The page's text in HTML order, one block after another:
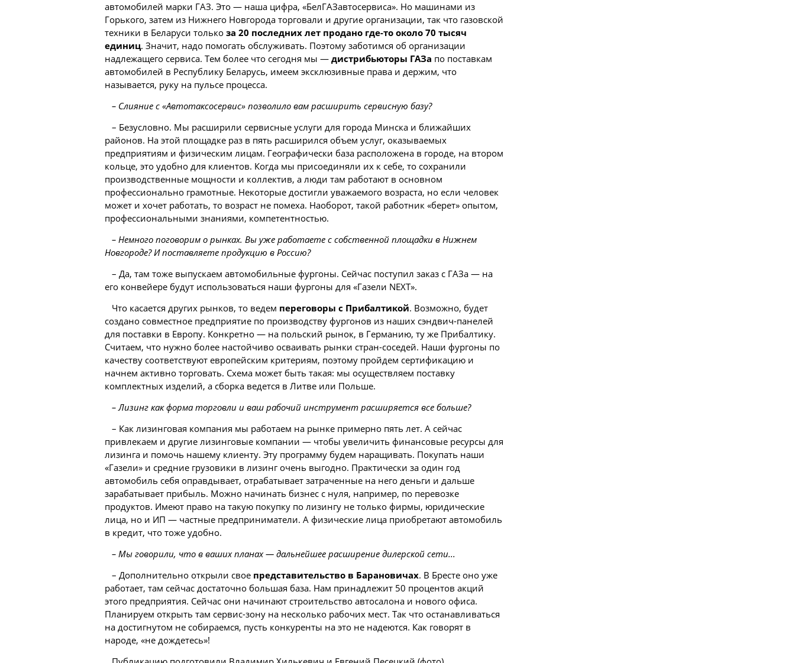
автомобилей марки ГАЗ. Это — наша цифра, «БелГАЗавтосервиса». Но машинами из
Горького, затем из Нижнего Новгорода торговали и другие организации, так что газовской
техники в Беларуси только за 20 последних лет продано где-то около 70 тысяч
единиц. Значит, надо помогать обслуживать. Поэтому заботимся об организации
надлежащего сервиса. Тем более что сегодня мы — дистрибьюторы ГАЗа по поставкам
автомобилей в Республику Беларусь, имеем эксклюзивные права и держим, что
называется, руку на пульсе процесса.
– Слияние с «Автотаксосервис» позволило вам расширить сервисную базу?
– Безусловно. Мы расширили сервисные услуги для города Минска и ближайших
районов. На этой площадке раз в пять расширился объем услуг, оказываемых
предприятиям и физическим лицам. Географически база расположена в городе, на втором
кольце, это удобно для клиентов. Когда мы присоединяли их к себе, то сохранили
производственные мощности и коллектив, а люди там работают в основном
профессионально грамотные. Некоторые достигли уважаемого возраста, но если человек
может и хочет работать, то возраст не помеха. Наоборот, такой работник «берет» опытом,
профессиональными знаниями, компетентностью.
– Немного поговорим о рынках. Вы уже работаете с собственной площадки в Нижнем
Новгороде? И поставляете продукцию в Россию?
– Да, там тоже выпускаем автомобильные фургоны. Сейчас поступил заказ с ГАЗа — на
его конвейере будут использоваться наши фургоны для «Газели NEXT».
Что касается других рынков, то ведем переговоры с Прибалтикой. Возможно, будет
создано совместное предприятие по производству фургонов из наших сэндвич-панелей
для поставки в Европу. Конкретно — на польский рынок, в Германию, ту же Прибалтику.
Считаем, что нужно более настойчиво осваивать рынки стран-соседей. Наши фургоны по
качеству соответствуют европейским критериям, поэтому пройдем сертификацию и
начнем активно торговать. Схема может быть такая: мы осуществляем поставку
комплектных изделий, а сборка ведется в Литве или Польше.
– Лизинг как форма торговли и ваш рабочий инструмент расширяется все больше?
– Как лизинговая компания мы работаем на рынке примерно пять лет. А сейчас
привлекаем и другие лизинговые компании — чтобы увеличить финансовые ресурсы для
лизинга и помочь нашему клиенту. Эту программу будем наращивать. Покупать наши
«Газели» и средние грузовики в лизинг очень выгодно. Практически за один год
автомобиль себя оправдывает, отрабатывает затраченные на него деньги и дальше
зарабатывает прибыль. Можно начинать бизнес с нуля, например, по перевозке
продуктов. Имеют право на такую покупку по лизингу не только фирмы, юридические
лица, но и ИП — частные предприниматели. А физические лица приобретают автомобиль
в кредит, что тоже удобно.
– Мы говорили, что в ваших планах — дальнейшее расширение дилерской сети...
– Дополнительно открыли свое представительство в Барановичах. В Бресте оно уже
работает, там сейчас достаточно большая база. Нам принадлежит 50 процентов акций
этого предприятия. Сейчас они начинают строительство автосалона и нового офиса.
Планируем открыть там сервис-зону на несколько рабочих мест. Так что останавливаться
на достигнутом не собираемся, пусть конкуренты на это не надеются. Как говорят в
народе, «не дождетесь»!